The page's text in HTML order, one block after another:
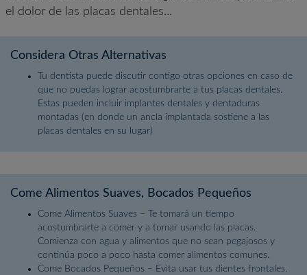
el dolor de las placas dentales...
Considera Otras Alternativas
Tu dentista puede discutir contigo otras opciones en caso de
que no puedas lograr acostumbrarte a tus placas dentales.
Estas pueden incluir implantes dentales y dentaduras
montadas (en donde un ancla implantada sostiene a las
placas dentales en su lugar)
Come Alimentos Suaves, Bocados Pequeños
Come Alimentos Suaves – Te tomará un tiempo
acostumbrarte a comer y a tomar usando las placas.
Comienza con agua y alimentos que no sean pegajosos y
continúa poco a poco hasta comer alimentos comunes.
Come Bocados Pequeños – Evita usar tus dientes frontales.